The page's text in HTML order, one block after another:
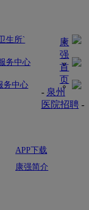
生所`
务中心
务中心
康
强
首
页
- 泉州
医院招聘-
APP下载
康强简介